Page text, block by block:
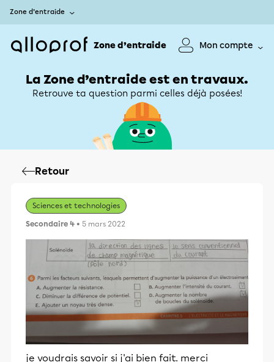
Zone d’entraide
Zone d’entraide Mon compte
La Zone d’entraide est en travaux.
Retrouve ta question parmi celles déjà posées!
Retour
Sciences et technologies
Secondaire 4 • 5 mars 2022
je voudrais savoir si j'ai bien fait. merci